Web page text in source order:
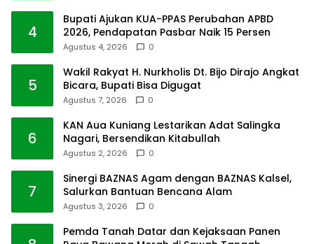
4
Bupati Ajukan KUA-PPAS Perubahan APBD
2026, Pendapatan Pasbar Naik 15 Persen
Agustus 4, 2026 0
5
Wakil Rakyat H. Nurkholis Dt. Bijo Dirajo Angkat
Bicara, Bupati Bisa Digugat
Agustus 7, 2026 0
6
KAN Aua Kuniang Lestarikan Adat Salingka
Nagari, Bersendikan Kitabullah
Agustus 2, 2026 0
7
Sinergi BAZNAS Agam dengan BAZNAS Kalsel,
Salurkan Bantuan Bencana Alam
Agustus 3, 2026 0
Pemda Tanah Datar dan Kejaksaan Panen